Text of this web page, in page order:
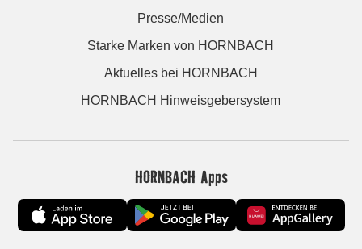
Presse/Medien
Starke Marken von HORNBACH
Aktuelles bei HORNBACH
HORNBACH Hinweisgebersystem
HORNBACH Apps